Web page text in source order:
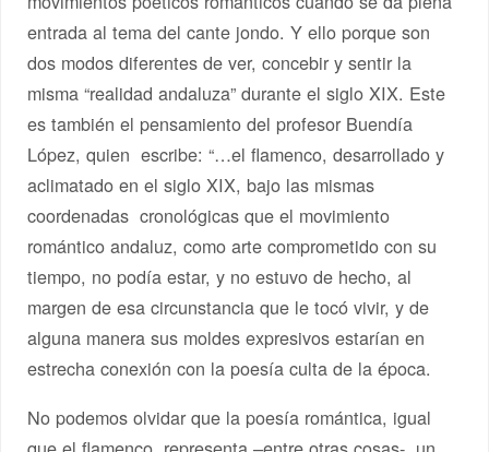
entrada al tema del cante jondo. Y ello porque son
dos modos diferentes de ver, concebir y sentir la
misma “realidad andaluza” durante el siglo XIX. Este
es también el pensamiento del profesor Buendía
López, quien escribe: “…el flamenco, desarrollado y
aclimatado en el siglo XIX, bajo las mismas
coordenadas cronológicas que el movimiento
romántico andaluz, como arte comprometido con su
tiempo, no podía estar, y no estuvo de hecho, al
margen de esa circunstancia que le tocó vivir, y de
alguna manera sus moldes expresivos estarían en
estrecha conexión con la poesía culta de la época.
No podemos olvidar que la poesía romántica, igual